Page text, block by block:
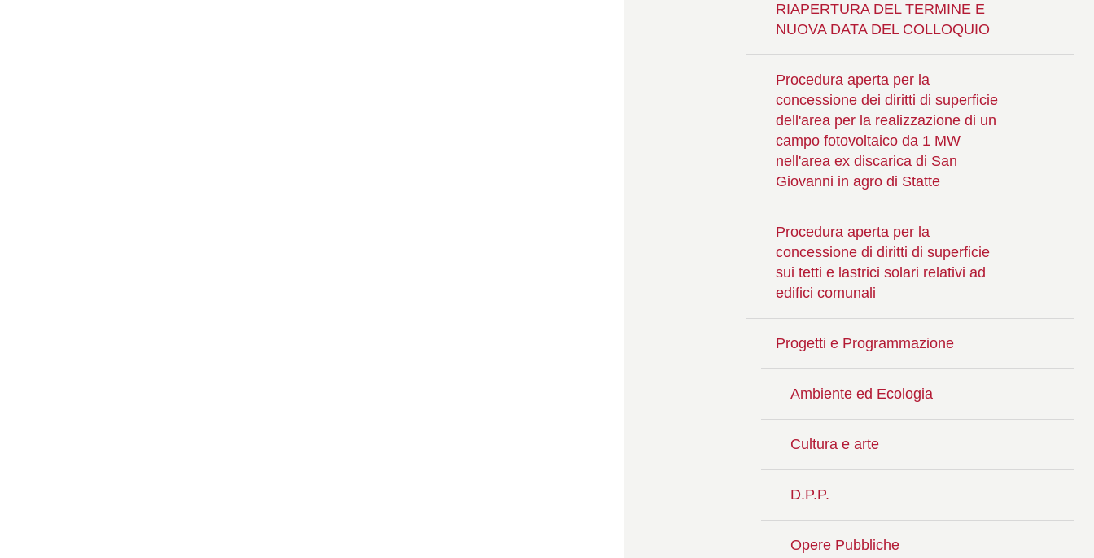
RIAPERTURA DEL TERMINE E
NUOVA DATA DEL COLLOQUIO
Procedura aperta per la
concessione dei diritti di superficie
dell'area per la realizzazione di un
campo fotovoltaico da 1 MW
nell'area ex discarica di San
Giovanni in agro di Statte
Procedura aperta per la
concessione di diritti di superficie
sui tetti e lastrici solari relativi ad
edifici comunali
Progetti e Programmazione
Ambiente ed Ecologia
Cultura e arte
D.P.P.
Opere Pubbliche